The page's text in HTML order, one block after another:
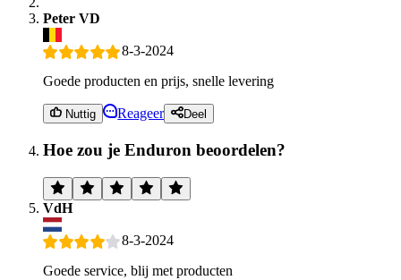
Peter VD
8-3-2024
Goede producten en prijs, snelle levering
Nuttig Reageer Deel
Hoe zou je Enduron beoordelen?
VdH
8-3-2024
Goede service, blij met producten